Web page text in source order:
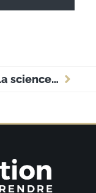
Quand la science-fiction inspire nos techniques de gestion du temps en entreprise